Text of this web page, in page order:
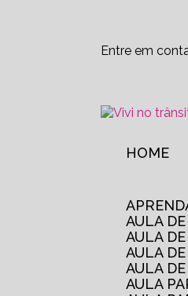
Entre em
HOME
AULA
AULA
AULA
AULA
AULA